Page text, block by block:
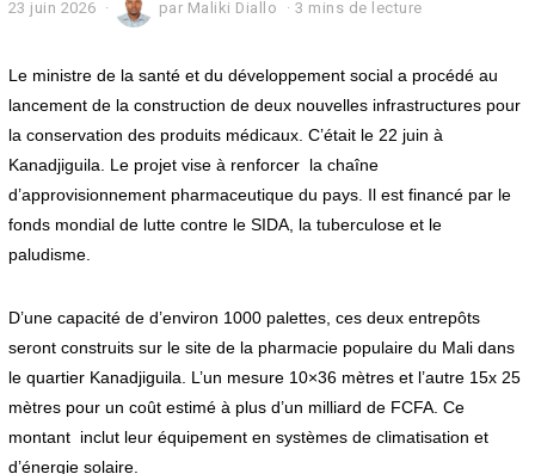
23 juin 2026
u
n
2
0
6
par Maliki Diallo 3 mins de lecture
Le ministre de la santé et du développement social a procédé au
lancement de la construction de deux nouvelles infrastructures pour
la conservation des produits médicaux. C’était le 22 juin à
Kanadjiguila. Le projet vise à renforcer la chaîne
d’approvisionnement pharmaceutique du pays. Il est financé par le
fonds mondial de lutte contre le SIDA, la tuberculose et le
paludisme.
D’une capacité de d’environ 1000 palettes, ces deux entrepôts
seront construits sur le site de la pharmacie populaire du Mali dans
le quartier Kanadjiguila. L’un mesure 10×36 mètres et l’autre 15x 25
mètres pour un coût estimé à plus d’un milliard de FCFA. Ce
montant inclut leur équipement en systèmes de climatisation et
d’énergie solaire.